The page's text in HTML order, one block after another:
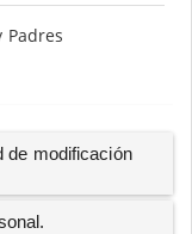
Padres
de modificación